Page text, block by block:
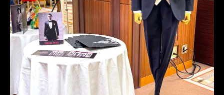
BullsTokyo BEEF&SHRIMPBullsTokyo ブルズトーキョー